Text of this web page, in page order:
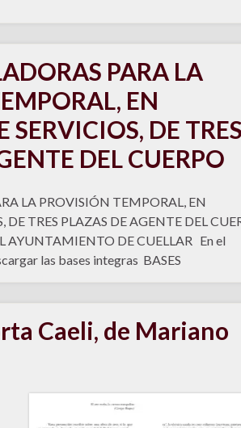
PARA LA
EN
DE
DEL CUERPO
LA PROVISIÓN TEMPORAL, EN
TRES PLAZAS DE AGENTE DEL
AYUNTAMIENTO DE CUELLAR En el
las bases integras BASES
Caeli, de Mariano